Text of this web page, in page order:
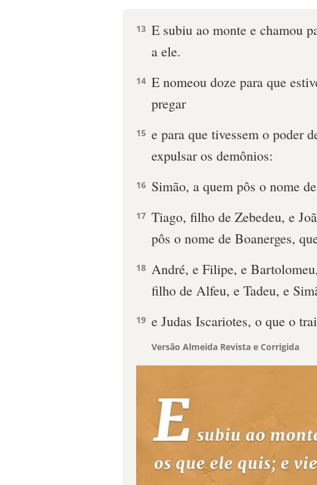
13 E subiu ao monte e chamou
a ele.
14 E nomeou doze para que
pregar
15 e para que tivessem o poder
expulsar os demônios:
16 Simão, a quem pôs o nome
17 Tiago, filho de Zebedeu, e
pôs o nome de Boanerges,
18 André, e Filipe, e
filho de Alfeu, e Tadeu, e
19 e Judas Iscariotes, o que o
Versão Almeida Revista e Corrigida